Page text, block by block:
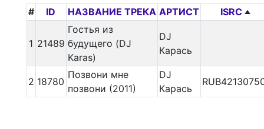
# ID НАЗВАНИЕ ТРЕКА АРТИСТ ISRC
1 21489
Гостья из
будущего (DJ
Karas)
DJ
Карась
2 18780
Позвони мне
позвони (2011)
DJ
Карась